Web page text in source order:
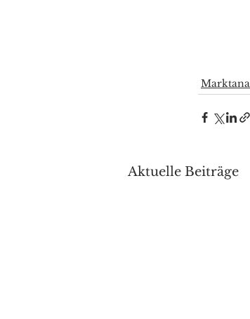
Aktuelle Beiträge